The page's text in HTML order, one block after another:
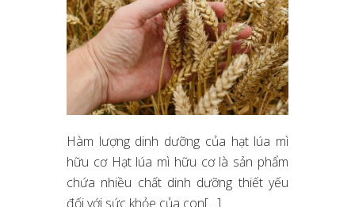
Hàm lượng dinh dưỡng của hạt lúa mì
hữu cơ Hạt lúa mì hữu cơ là sản phẩm
chứa nhiều chất dinh dưỡng thiết yếu
đối với sức khỏe của con[…]